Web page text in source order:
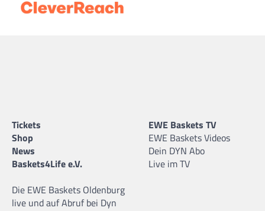
Tickets
Shop
News
Baskets4Life e.V.
Die EWE Baskets Oldenburg
live und auf Abruf bei Dyn
EWE Baskets TV
EWE Baskets Videos
Dein DYN Abo
Live im TV